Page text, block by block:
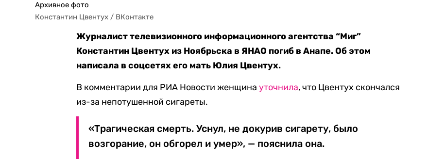
Архивное фото
Константин Цвентух / ВКонтакте
Журналист телевизионного информационного агентства “Миг”
Константин Цвентух из Ноябрьска в ЯНАО погиб в Анапе. Об этом
написала в соцсетях его мать Юлия Цвентух.
В комментарии для РИА Новости женщинауточнила, что Цвентух скончался
из-за непотушенной сигареты.
«Трагическая смерть. Уснул, не докурив сигарету, было
возгорание, он обгорел и умер», — пояснила она.